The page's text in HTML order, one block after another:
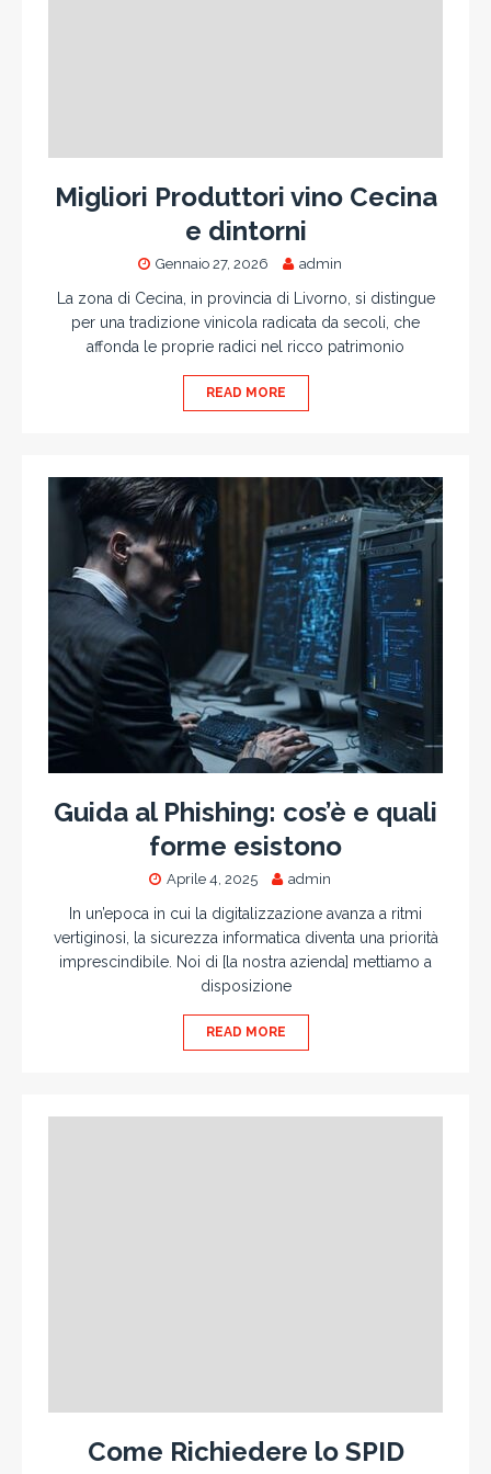
Migliori Produttori vino Cecina
e dintorni
Gennaio 27, 2026 admin
La zona di Cecina, in provincia di Livorno, si distingue
per una tradizione vinicola radicata da secoli, che
affonda le proprie radici nel ricco patrimonio
READ MORE
Guida al Phishing: cos’è e quali
forme esistono
Aprile 4, 2025 admin
In un’epoca in cui la digitalizzazione avanza a ritmi
vertiginosi, la sicurezza informatica diventa una priorità
imprescindibile. Noi di [la nostra azienda] mettiamo a
disposizione
READ MORE
Come Richiedere lo SPID